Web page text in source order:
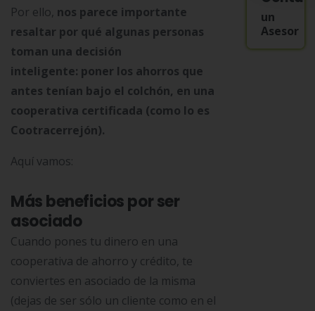
Por ello, nos parece importante
resaltar por qué algunas personas
toman una decisión
inteligente: poner los ahorros que
antes tenían bajo el colchón, en una
cooperativa certificada (como lo es
Cootracerrejón).
Aquí vamos:
Más beneficios por ser
asociado
Cuando pones tu dinero en una
cooperativa de ahorro y crédito, te
conviertes en asociado de la misma
(dejas de ser sólo un cliente como en el
un
Asesor